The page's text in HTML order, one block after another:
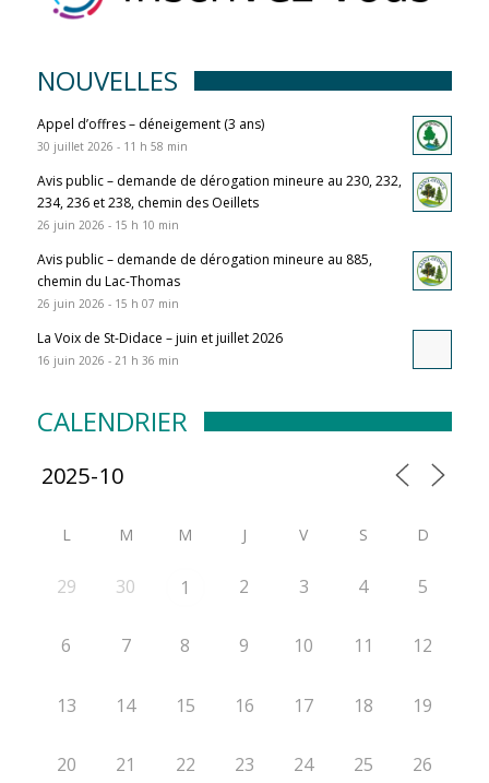
NOUVELLES
Appel d’offres – déneigement (3 ans)
30 juillet 2026 - 11 h 58 min
Avis public – demande de dérogation mineure au 230, 232,
234, 236 et 238, chemin des Oeillets
26 juin 2026 - 15 h 10 min
Avis public – demande de dérogation mineure au 885,
chemin du Lac-Thomas
26 juin 2026 - 15 h 07 min
La Voix de St-Didace – juin et juillet 2026
16 juin 2026 - 21 h 36 min
CALENDRIER
L M M J V S D
29 30 1 2 3 4 5
6 7 8 9 10 11 12
13 14 15 16 17 18 19
20 21 22 23 24 25 26